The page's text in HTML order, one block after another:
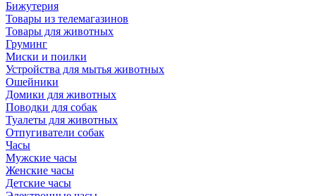
Бижутерия
Товары из телемагазинов
Товары для животных
Груминг
Миски и поилки
Устройства для мытья животных
Ошейники
Домики для животных
Поводки для собак
Туалеты для животных
Отпугиватели собак
Часы
Мужские часы
Женские часы
Детские часы